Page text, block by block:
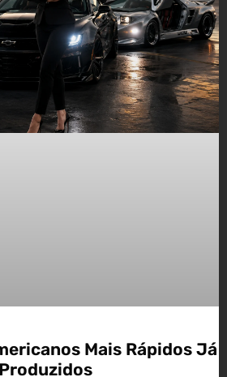
Mais Rápidos Já
Produzidos